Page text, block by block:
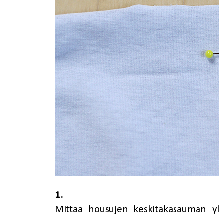
1.
Mittaa housujen keskitakasauman